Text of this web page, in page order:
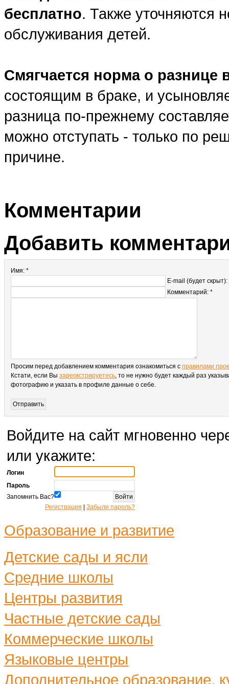
бесплатно. Также уточняются
обслуживания детей.
Смягчается норма о разнице
состоящим в браке, и
разница по-прежнему
можно отступать - только по
причине.
Комментарии
Добавить
Имя: *
E-mail (будет скрыт):
Комментарий: *
Просим перед добавлением комментария ознакомиться с правилами
Кстати, если Вы зарегистрируетесь, то не нужно будет каждый раз
фотографию и указать в профиле данные о себе.
Войдите на сайт мгновенно
или укажите:
Логин
Пароль
Запомнить Вас?
Регистрация
Забыли пароль?
Образование и развитие
Детские сады и ясли
Средние школы
Центры развития
Частные детские сады
Коммерческие школы
Языковые центры
Дополнительное образование,